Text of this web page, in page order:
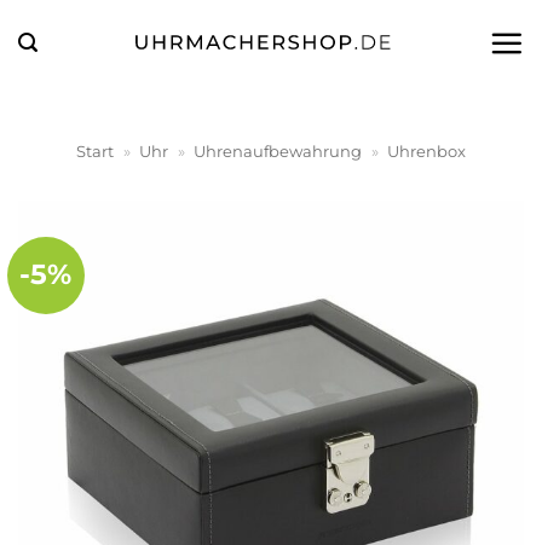
Inhalt
Start » Uhr » Uhrenaufbewahrung » Uhrenbox
-5%